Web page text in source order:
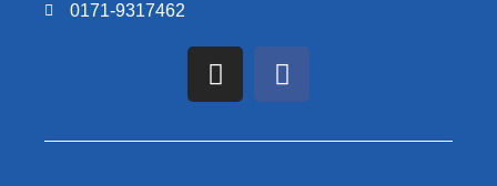
0171-9317462​